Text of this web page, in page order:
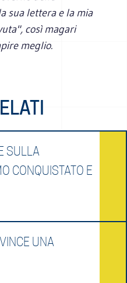
sua lettera e la mia
così magari
meglio.
SULLA
CONQUISTATO E
UNA